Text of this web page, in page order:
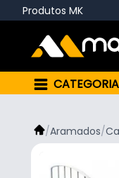
Produtos MK
/Aramados/